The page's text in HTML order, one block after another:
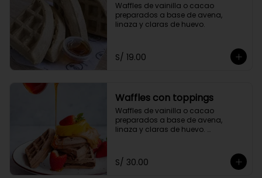
Waffles de vainilla o cacao
preparados a base de avena,
linaza y claras de huevo.
S/ 19.00
Waffles con toppings
Waffles de vainilla o cacao
preparados a base de avena,
linaza y claras de huevo.
S/ 30.00